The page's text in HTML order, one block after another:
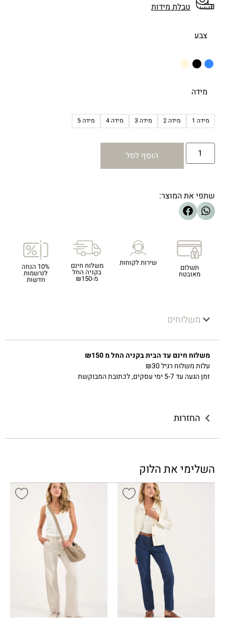
טבלת מידות
צבע
מידה
מידה 1 מידה 2 מידה 3 מידה 4 מידה 5
הוסף לסל
שתפי את המוצר:
תשלום
מאובטח
שירות לקוחות משלוח חינם
בקניה החל
מ-₪150
10% הנחה
לנרשמות
חדשות
משלוחים
משלוח חינם עד הבית בקניה החל מ ₪150
עלות משלוח רגיל ₪30
זמן הגעה עד 5-7 ימי עסקים, לכתובת המבוקשת
החזרות
השלימי את הלוק